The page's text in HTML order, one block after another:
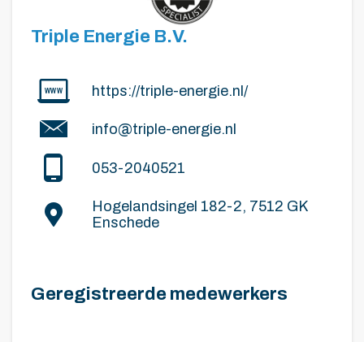
Triple Energie B.V.
https://triple-energie.nl/
info@triple-energie.nl
053-2040521
Hogelandsingel 182-2, 7512 GK
Enschede
Geregistreerde medewerkers